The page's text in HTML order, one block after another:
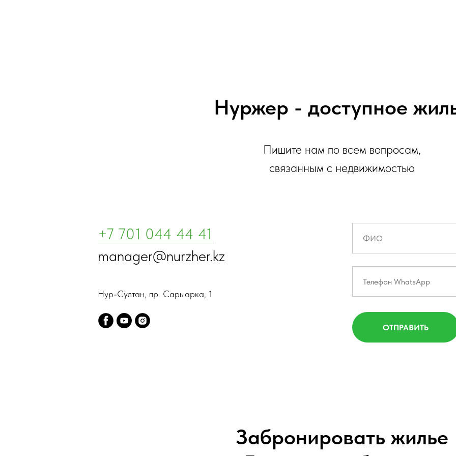
Нуржер - доступное
Пишите нам по всем вопросам,
связанным с недвижимостью
+7 701 044 44 41
manager@nurzher.kz
Нур-Султан, пр. Сарыарка, 1
ОТПРАВИТЬ
Забронировать жилье